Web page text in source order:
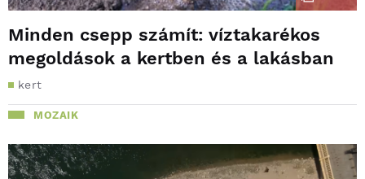
Minden csepp számít: víztakarékos
megoldások a kertben és a lakásban
kert
MOZAIK